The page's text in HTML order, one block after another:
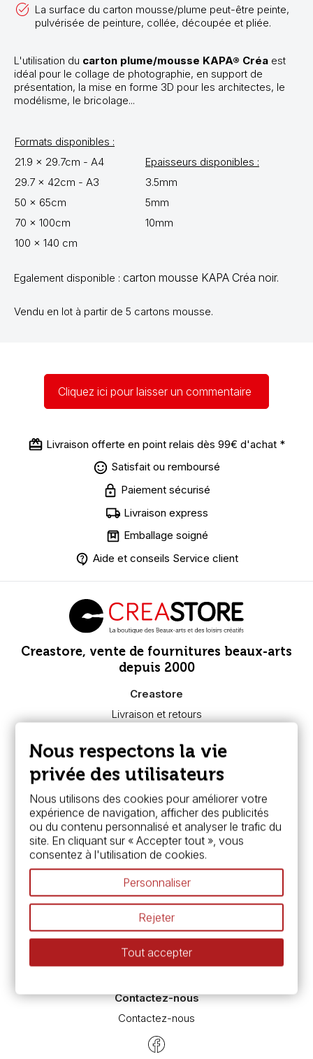
La surface du carton mousse/plume peut-être peinte,
pulvérisée de peinture, collée, découpée et pliée.
L'utilisation du carton plume/mousse KAPA® Créa est
idéal pour le collage de photographie, en support de
présentation, la mise en forme 3D pour les architectes, le
modélisme, le bricolage...
Formats disponibles :
21.9 x 29.7cm - A4
29.7 x 42cm - A3
50 x 65cm
70 x 100cm
100 x 140 cm
Epaisseurs disponibles :
3.5mm
5mm
10mm
Egalement disponible : carton mousse KAPA Créa noir.
Vendu en lot à partir de 5 cartons mousse.
Cliquez ici pour laisser un commentaire
Livraison offerte en point relais dès 99€ d'achat *
Satisfait ou remboursé
Paiement sécurisé
Livraison express
Emballage soigné
Aide et conseils Service client
Creastore, vente de fournitures beaux-arts
depuis 2000
Creastore
Livraison et retours
Paiement sécurisé
FAQ
Boutique à Angers
Services
Carte fidélité & avantages
Chèque cadeau, bon cadeaux
Devis & bon de commande
Pass culture - mode d'emploi
Nos promotions en cours
Espace conseils
L’aquarelle en tubes ou en godets ?
Le vocabulaire technique de l’aquarelle
Différence entre peinture Fine et Extra-fine
Préparer une toile pour peinture à l'huile et acrylique
Contactez-nous
Contactez-nous
Nous respectons la vie
privée des utilisateurs
Nous utilisons des cookies pour améliorer votre
expérience de navigation, afficher des publicités
ou du contenu personnalisé et analyser le trafic du
site. En cliquant sur « Accepter tout », vous
consentez à l'utilisation de cookies.
Personnaliser
Rejeter
Tout accepter